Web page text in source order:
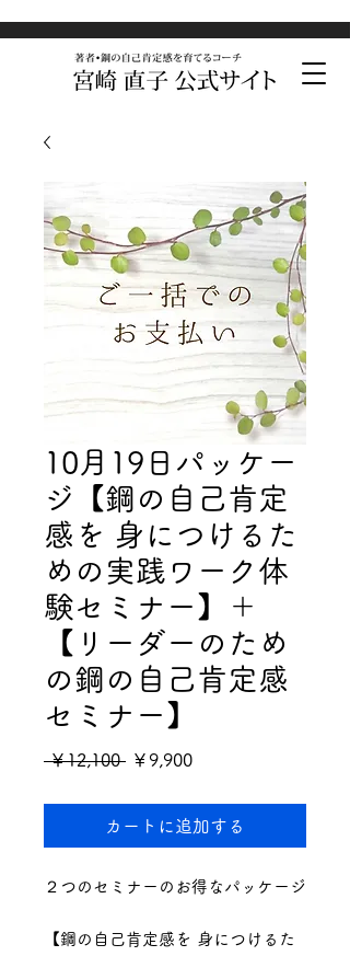
10月19日パッケー
ジ【鋼の自己肯定
感を 身につけるた
めの​実践ワーク体
験セミナー】＋
【リーダーのため
の鋼の自己肯定感
セミナー】
￥12,100 通
価
￥9,900セ
ル
格
カートに追加する
２つのセミナーのお得なパッケージ
【鋼の自己肯定感を 身につけるた